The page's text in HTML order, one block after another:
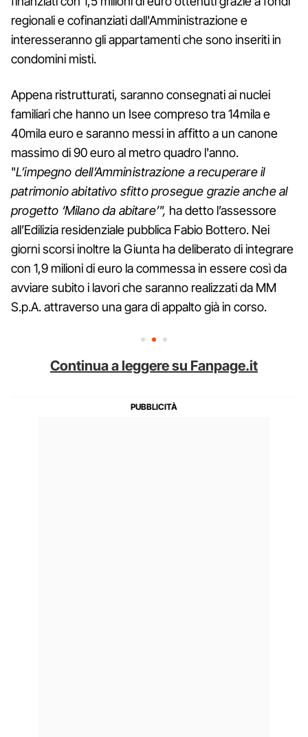
regionali e cofinanziati dall'Amministrazione e
interesseranno gli appartamenti che sono inseriti in
condomini misti.
Appena ristrutturati, saranno consegnati ai nuclei
familiari che hanno un Isee compreso tra 14mila e
40mila euro e saranno messi in affitto a un canone
massimo di 90 euro al metro quadro l'anno.
"L’impegno dell’Amministrazione a recuperare il
patrimonio abitativo sfitto prosegue grazie anche al
progetto ‘Milano da abitare’", ha detto l’assessore
all’Edilizia residenziale pubblica Fabio Bottero. Nei
giorni scorsi inoltre la Giunta ha deliberato di integrare
con 1,9 milioni di euro la commessa in essere così da
avviare subito i lavori che saranno realizzati da MM
S.p.A. attraverso una gara di appalto già in corso.
Continua a leggere su Fanpage.it